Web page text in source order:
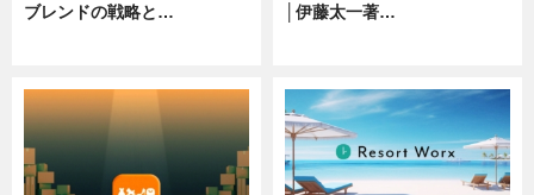
ブレンドの戦略と…
│伊藤太一著…